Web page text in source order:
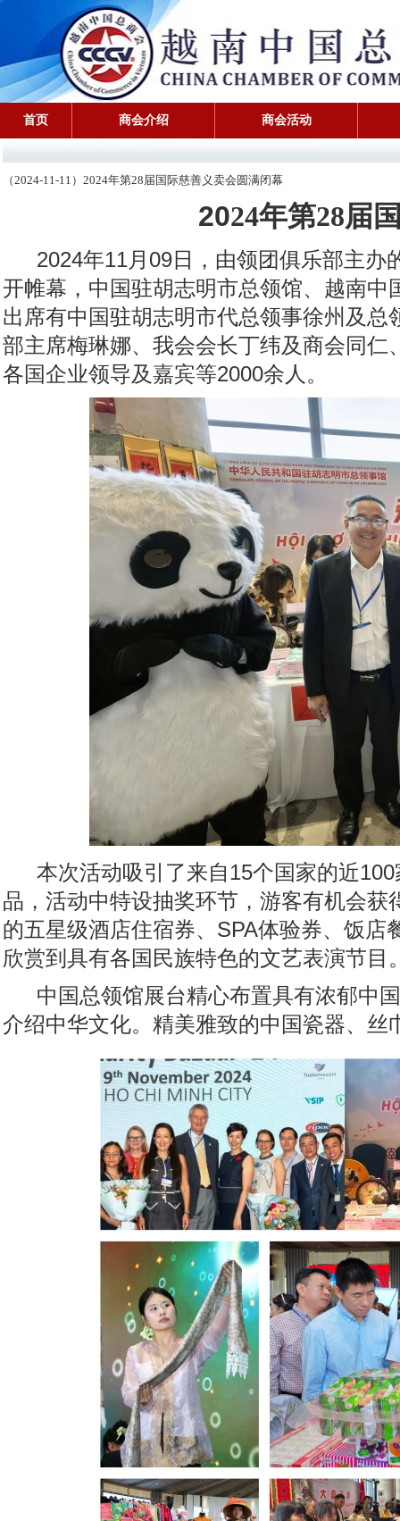
首页 商会介绍 商会活动
（2024-11-11）2024年第28届国际慈善义卖会圆满闭幕
2024年第28届
2024年11月09日，由领团俱乐部主办
开帷幕，中国驻胡志明市总领馆、越南
出席有中国驻胡志明市代总领事徐州及
部主席梅琳娜、我会会长丁纬及商会同
各国企业领导及嘉宾等2000余人。
本次活动吸引了来自15个国家的近
品，活动中特设抽奖环节，游客有机会
的五星级酒店住宿券、SPA体验券、饭
欣赏到具有各国民族特色的文艺表演节目
中国总领馆展台精心布置具有浓郁中
介绍中华文化。精美雅致的中国瓷器、